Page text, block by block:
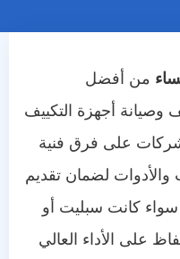
من أفضل
أجهزة التكييف
على فرق فنية
لضمان تقديم
كانت سبليت أو
على الأداء العالي